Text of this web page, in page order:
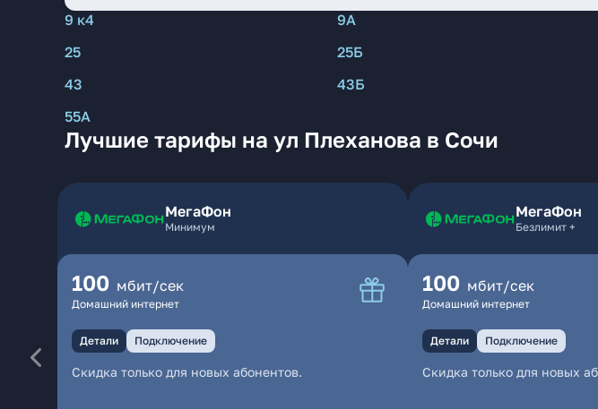
9 к4 9А
25
25Б
43
43Б
55А
Лучшие тарифы на ул Плеханова в Сочи
МегаФон
Минимум
100 мбит/сек
Домашний интернет
Детали Подключение
Скидка только для новых абонентов.
МегаФон
Безлимит +
100 мбит/сек
Домашний интернет
Детали Подключение
Скидка только для новых